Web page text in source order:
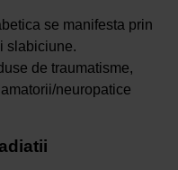
se manifesta prin
slabiciune.
de traumatisme,
neuropatice